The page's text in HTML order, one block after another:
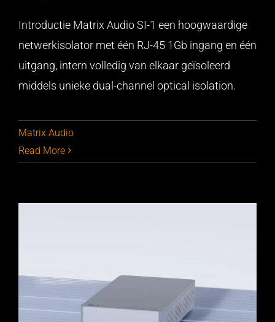
Introductie Matrix Audio SI-1 een hoogwaardige
netwerkisolator met één RJ-45 1Gb ingang en één
uitgang, intern volledig van elkaar geïsoleerd
middels unieke dual-channel optical isolation.
Matrix Audio
Read More